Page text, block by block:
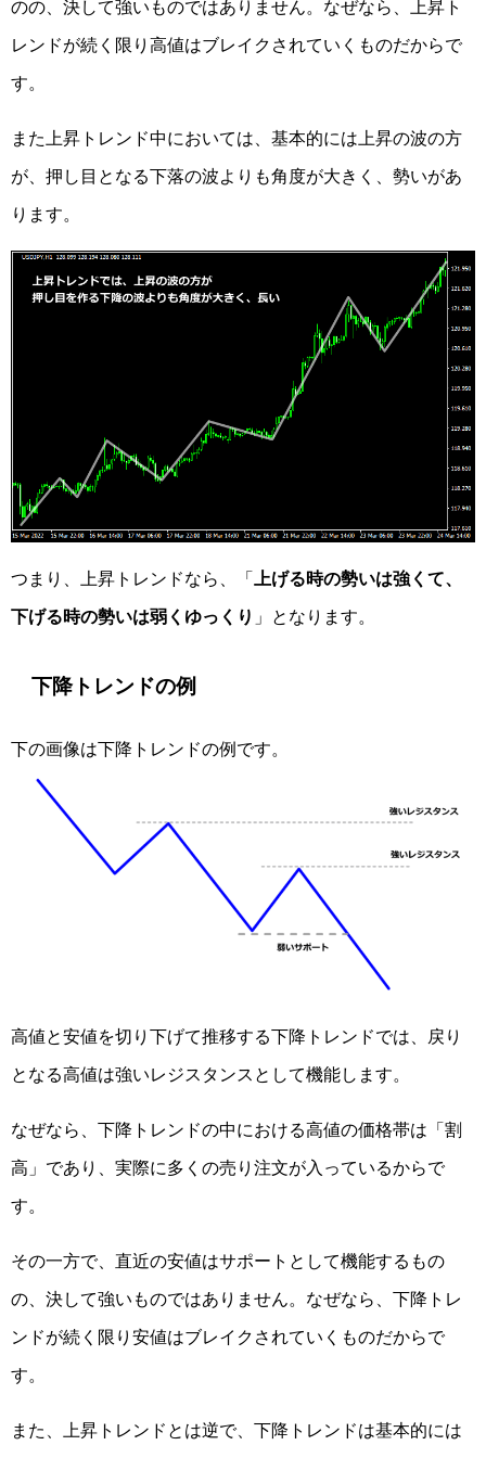
のの、決して強いものではありません。なぜなら、上昇ト
レンドが続く限り高値はブレイクされていくものだからで
す。
また上昇トレンド中においては、基本的には上昇の波の方
が、押し目となる下落の波よりも角度が大きく、勢いがあ
ります。
つまり、上昇トレンドなら、「 上げる時の勢いは強くて、
下げる時の勢いは弱くゆっくり 」となります。
下降トレンドの例
下の画像は下降トレンドの例です。
高値と安値を切り下げて推移する下降トレンドでは、戻り
となる高値は強いレジスタンスとして機能します。
なぜなら、下降トレンドの中における高値の価格帯は「割
高」であり、実際に多くの売り注文が入っているからで
す。
その一方で、直近の安値はサポートとして機能するもの
の、決して強いものではありません。なぜなら、下降トレ
ンドが続く限り安値はブレイクされていくものだからで
す。
また、上昇トレンドとは逆で、下降トレンドは基本的には